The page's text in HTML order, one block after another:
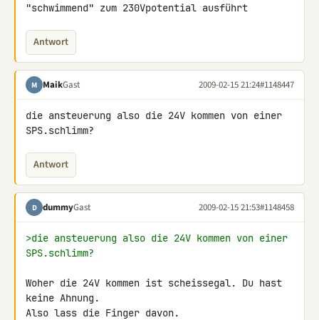
"schwimmend" zum 230Vpotential ausführt
Antwort
M MaikGast 2009-02-15 21:24#1148447
die ansteuerung also die 24V kommen von einer
SPS.schlimm?
Antwort
D dummyGast 2009-02-15 21:53#1148458
>die ansteuerung also die 24V kommen von einer
SPS.schlimm?
Woher die 24V kommen ist scheissegal. Du hast
keine Ahnung.
Also lass die Finger davon.